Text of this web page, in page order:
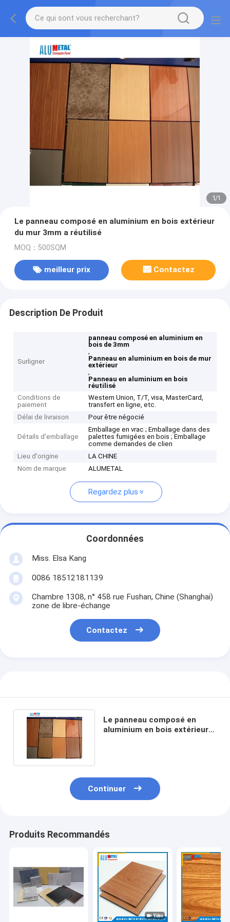
1/1
Le panneau composé en aluminium en bois extérieur
du mur 3mm a réutilisé
MOQ：500SQM
meilleur prix Contactez
Description De Produit
Surligner
panneau composé en aluminium en
bois de 3mm
,
Panneau en aluminium en bois de mur
extérieur
,
Panneau en aluminium en bois
réutilisé
Conditions de
paiement
Western Union, T/T, visa, MasterCard,
transfert en ligne, etc.
Délai de livraison
Pour être négocié
Détails d'emballage
Emballage en vrac ; Emballage dans des
palettes fumigées en bois ; Emballage
comme demandes de clien
Lieu d'origine
LA CHINE
Nom de marque
ALUMETAL
Regardez plus
Coordonnées
Miss. Elsa Kang
0086 18512181139
Chambre 1308, n° 458 rue Fushan, Chine (Shanghai)
zone de libre-échange
Contactez
Le panneau composé en
aluminium en bois extérieur
Continuer
Produits Recommandés